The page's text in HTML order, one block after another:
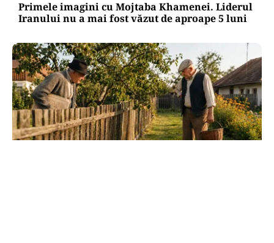
Primele imagini cu Mojtaba Khamenei. Liderul
Iranului nu a mai fost văzut de aproape 5 luni